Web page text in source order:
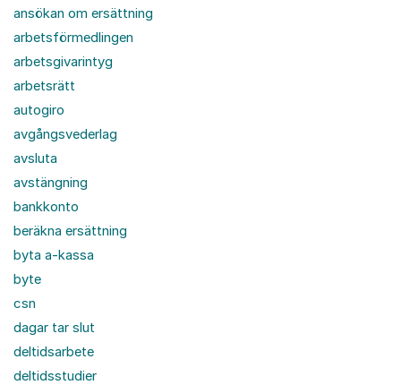
ansökan om ersättning
arbetsförmedlingen
arbetsgivarintyg
arbetsrätt
autogiro
avgångsvederlag
avsluta
avstängning
bankkonto
beräkna ersättning
byta a-kassa
byte
csn
dagar tar slut
deltidsarbete
deltidsstudier